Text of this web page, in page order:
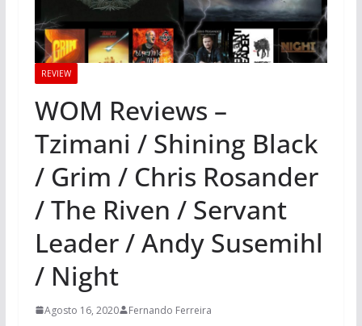
REVIEW
WOM Reviews –
Tzimani / Shining Black
/ Grim / Chris Rosander
/ The Riven / Servant
Leader / Andy Susemihl
/ Night
Agosto 16, 2020 Fernando Ferreira